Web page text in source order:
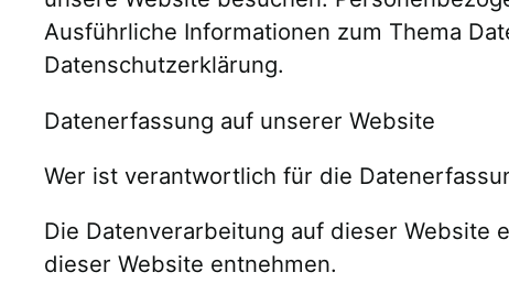
Ausführliche Informationen zum Thema
Datenschutzerklärung.
Datenerfassung auf unserer Website
Wer ist verantwortlich für die
Die Datenverarbeitung auf dieser Website
dieser Website entnehmen.